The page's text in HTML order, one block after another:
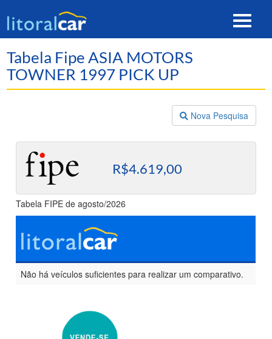
Toggle
Tabela Fipe ASIA MOTORS
TOWNER 1997 PICK UP
Nova Pesquisa
R$4.619,00
Tabela FIPE de agosto/2026
Não há veículos suficientes para realizar um comparativo.